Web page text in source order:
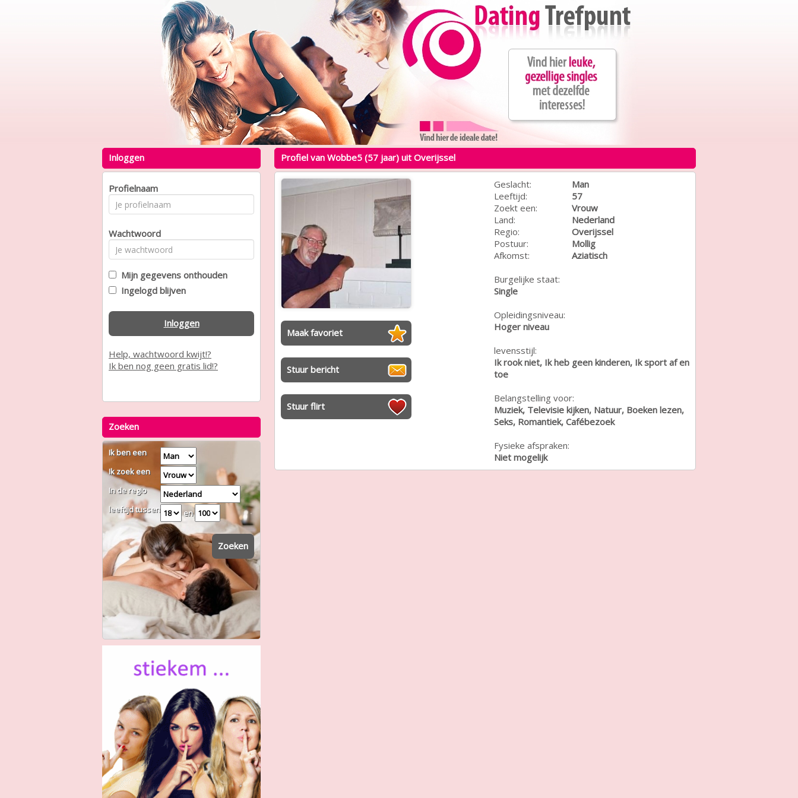
Profiel van Wobbe5 (57 jaar) uit Overijssel
Maak favoriet
Stuur bericht
Stuur flirt
Geslacht:
Man
Leeftijd:
57
Zoekt een:
Vrouw
Land:
Nederland
Regio:
Overijssel
Postuur:
Mollig
Afkomst:
Aziatisch
Burgelijke staat:
Single
Opleidingsniveau:
Hoger niveau
levensstijl:
Ik rook niet, Ik heb geen kinderen, Ik sport af en
toe
Belangstelling voor:
Muziek, Televisie kijken, Natuur, Boeken lezen,
Seks, Romantiek, Cafébezoek
Fysieke afspraken:
Niet mogelijk
Inloggen
Profielnaam
Wachtwoord
Mijn gegevens onthouden
Ingelogd blijven
Inloggen
Help, wachtwoord kwijt!?
Ik ben nog geen gratis lid!?
Zoeken
Ik ben een
Ik zoek een
In de regio
leeftijd tussen
en
Zoeken